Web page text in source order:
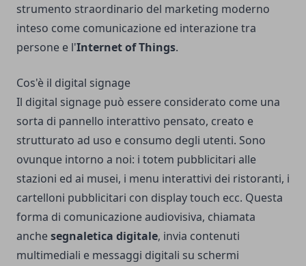
strumento straordinario del marketing moderno
inteso come comunicazione ed interazione tra
persone e l'Internet of Things.
Cos'è il digital signage
Il digital signage può essere considerato come una
sorta di pannello interattivo pensato, creato e
strutturato ad uso e consumo degli utenti. Sono
ovunque intorno a noi: i totem pubblicitari alle
stazioni ed ai musei, i menu interattivi dei ristoranti, i
cartelloni pubblicitari con display touch ecc. Questa
forma di comunicazione audiovisiva, chiamata
anchesegnaletica digitale, invia contenuti
multimediali e messaggi digitali su schermi